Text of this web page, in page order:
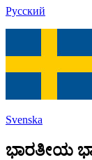
Русский
Svenska
ಭಾರತೀಯ